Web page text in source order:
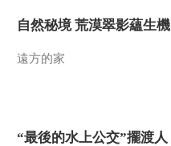
自然秘境 荒漠翠影蘊生機
遠方的家
“最後的水上公交”擺渡人